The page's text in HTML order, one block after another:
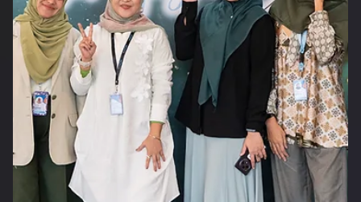
Groovy Indonesia
4 Mar
1 menit membaca
Guangxi Culture and Tourism
Conference 2026: Mempererat
Diplomasi Budaya dan Membuka
Peluang Kerja Sama Pariwisata
Indonesia–Tiongkok di Jakarta